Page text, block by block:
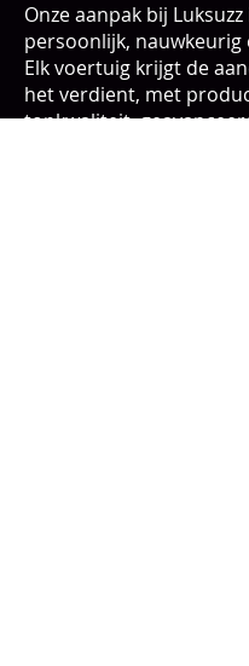
Onze aanpak bij Luksuzz
persoonlijk, nauwkeurig
Elk voertuig krijgt de
het verdient, met
topkwaliteit,